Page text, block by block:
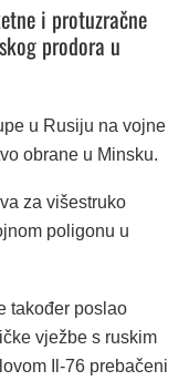
i protuzračne
prodora u
u Rusiju na vojne
obrane u Minsku.
za višestruko
poligonu u
također poslao
vježbe s ruskim
Il-76 prebačeni